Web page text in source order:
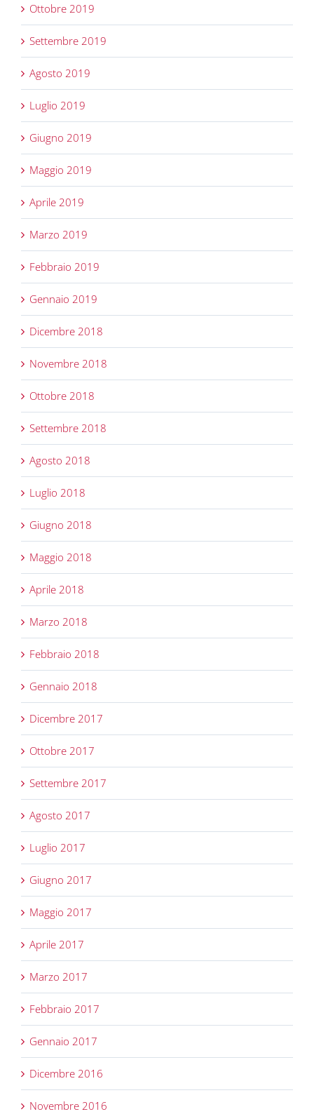
Ottobre 2019
Settembre 2019
Agosto 2019
Luglio 2019
Giugno 2019
Maggio 2019
Aprile 2019
Marzo 2019
Febbraio 2019
Gennaio 2019
Dicembre 2018
Novembre 2018
Ottobre 2018
Settembre 2018
Agosto 2018
Luglio 2018
Giugno 2018
Maggio 2018
Aprile 2018
Marzo 2018
Febbraio 2018
Gennaio 2018
Dicembre 2017
Ottobre 2017
Settembre 2017
Agosto 2017
Luglio 2017
Giugno 2017
Maggio 2017
Aprile 2017
Marzo 2017
Febbraio 2017
Gennaio 2017
Dicembre 2016
Novembre 2016